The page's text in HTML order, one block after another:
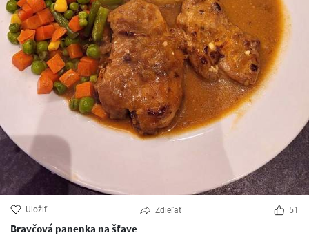
Uložiť Zdieľať 51
Bravčová panenka na šťave